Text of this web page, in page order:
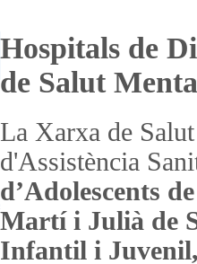
Hospitals de
de Salut
La Xarxa de
d'Assistència
d’Adolescents
Martí i Julià de
Infantil i